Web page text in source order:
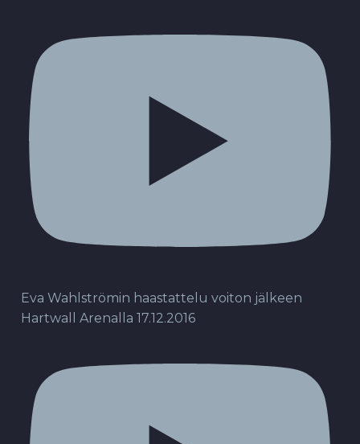
Eva Wahlströmin haastattelu voiton jälkeen
Hartwall Arenalla 17.12.2016